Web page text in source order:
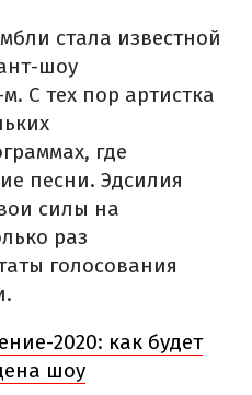
стала известной
шоу
С тех пор артистка
где
песни. Эдсилия
силы на
раз
голосования
2020: как будет
шоу